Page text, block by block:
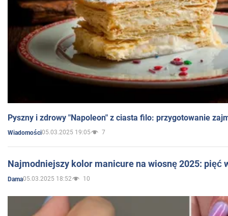
Pyszny i zdrowy "Napoleon" z ciasta filo: przygotowanie
Wiadomości05.03.2025 19:05 7
Najmodniejszy kolor manicure na wiosnę 2025: pięć
Dama05.03.2025 18:52 10